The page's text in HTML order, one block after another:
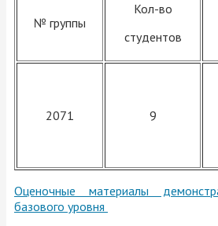
№ группы
Кол-во
студентов
2071 9
Оценочные материалы
базового уровня